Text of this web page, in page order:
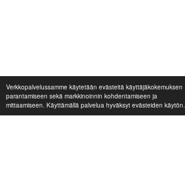
Verkkopalvelussamme käytetään evästeitä käyttäjäkokemuksen
parantamiseen sekä markkinoinnin kohdentamiseen ja
mittaamiseen. Käyttämällä palvelua hyväksyt evästeiden käytön.